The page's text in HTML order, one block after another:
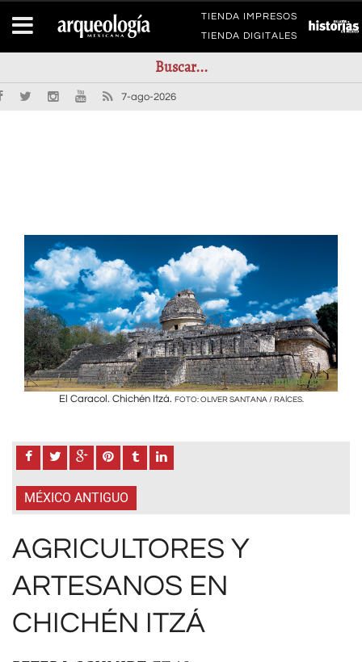
TIENDA IMPRESOS
TIENDA DIGITALES
7-ago-2026
El Caracol. Chichén Itzá. FOTO: OLIVER SANTANA / RAÍCES.
MÉXICO ANTIGUO
AGRICULTORES Y
ARTESANOS EN
CHICHÉN ITZÁ